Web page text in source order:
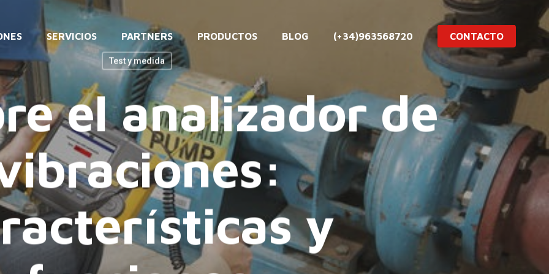
SERVICIOS PARTNERS PRODUCTOS BLOG (+34)963568720 CONTACTO
Test y medida
el analizador de
y